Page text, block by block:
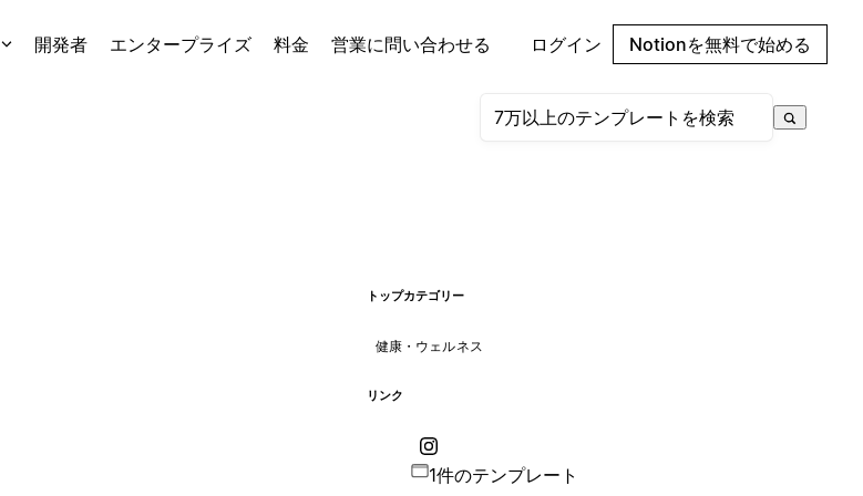
開発者 エンタープライズ 料金 営業に問い合わせる ログイン Notionを無料で始める
トップカテゴリー
健康・ウェルネス
リンク
1件のテンプレート